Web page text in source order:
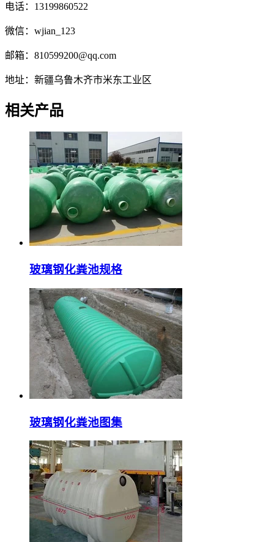
电话：13199860522
微信：wjian_123
邮箱：810599200@qq.com
地址：新疆乌鲁木齐市米东工业区
相关产品
玻璃钢化粪池规格
玻璃钢化粪池图集